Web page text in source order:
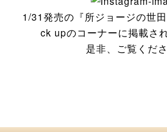
1/31発売の『所ジョージの世
ck upのコーナーに掲載さ
是非、ご覧くださ